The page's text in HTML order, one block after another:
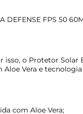
DEFENSE FPS 50
isso, o Protetor
Aloe Vera e
com Aloe Vera;